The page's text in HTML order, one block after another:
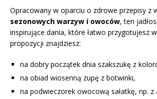
Opracowany w oparciu o zdrowe przepisy z
sezonowych warzyw i owoców, ten
inspirujące dania, które łatwo przygotujesz
propozycji znajdziesz:
na dobry początek dnia szakszukę z
na obiad wiosenną zupę z botwinki,
na podwieczorek owocową sałatkę, np. z